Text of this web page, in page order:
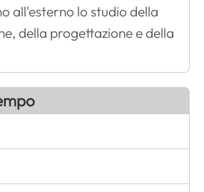
all'esterno lo studio della
della progettazione e della